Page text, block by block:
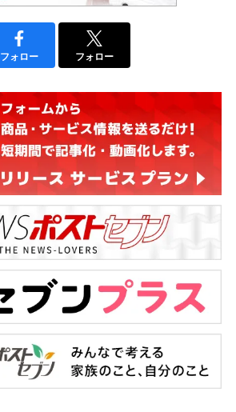
フォロー フォロー